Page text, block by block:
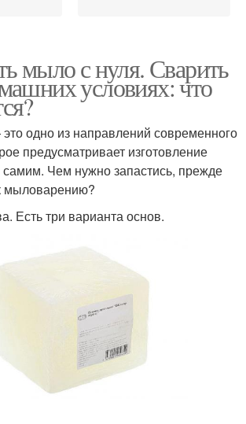
мыло с нуля. Сварить
условиях: что
одно из направлений современного
предусматривает изготовление
Чем нужно запастись, прежде
мыловарению?
Есть три варианта основ.